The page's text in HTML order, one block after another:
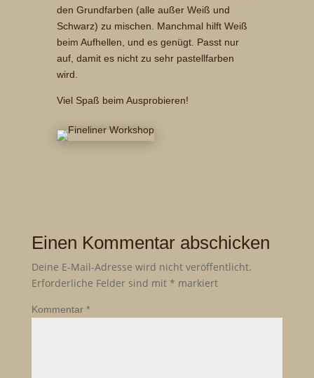
den Grundfarben (alle außer Weiß und
Schwarz) zu mischen. Manchmal hilft Weiß
beim Aufhellen, und es genügt. Passt nur
auf, damit es nicht zu sehr pastellfarben
wird.
Viel Spaß beim Ausprobieren!
Einen Kommentar abschicken
Deine E-Mail-Adresse wird nicht veröffentlicht.
Erforderliche Felder sind mit * markiert
Kommentar *